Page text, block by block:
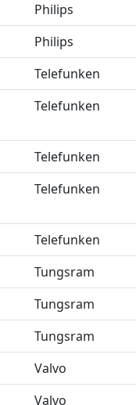
Philips
Philips
Telefunken
Telefunken
Telefunken
Telefunken
Telefunken
Tungsram
Tungsram
Tungsram
Valvo
Valvo